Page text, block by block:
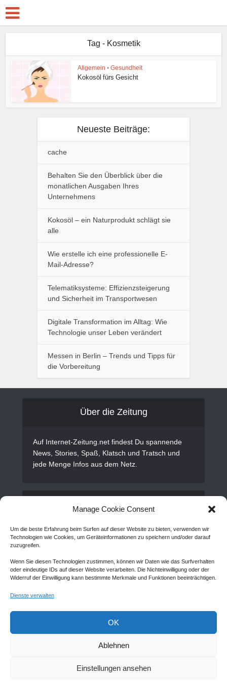
Manage Cookie Consent
Um die beste Erfahrung beim Surfen auf dieser Website zu bieten, verwenden wir
Technologien wie Cookies, um Geräteinformationen zu speichern und/oder darauf
zuzugreifen.
Wenn Sie diesen Technologien zustimmen, können wir Daten wie das Surfverhalten
oder eindeutige IDs auf dieser Website verarbeiten. Die Nichteinwilligung oder der
Widerruf der Einwilligung kann bestimmte Merkmale und Funktionen beeinträchtigen.
Dienste verwalten
OK
Ablehnen
Einstellungen ansehen
Tag - Kosmetik
Allgemein • Gesundheit
Kokosöl fürs Gesicht
Neueste Beiträge:
cache
Behalten Sie den Überblick über die
monatlichen Ausgaben Ihres
Unternehmens
Kokosöl – ein Naturprodukt schlägt sie
alle
Wie erstelle ich eine professionelle E-
Mail-Adresse?
Telematiksysteme: Effizienzsteigerung
und Sicherheit im Transportwesen
Digitale Transformation im Alltag: Wie
Technologie unser Leben verändert
Messen in Berlin – Trends und Tipps für
die Vorbereitung
Über die Zeitung
Auf Internet-Zeitung.net findest Du spannende
News, Stories, Spaß, Klatsch und Tratsch und
jede Menge Infos aus dem Netz.
Alles Wichtige
Gastartikel
AGB
Sitemap
Awantego.com